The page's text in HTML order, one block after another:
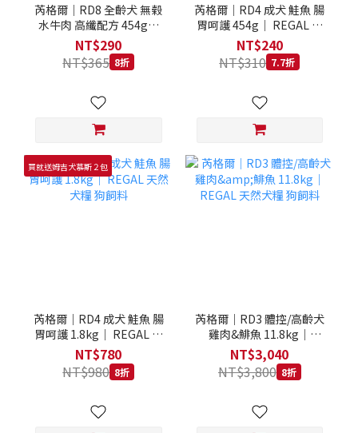
芮格爾｜RD8 全齡犬 無榖
水牛肉 高纖配方 454g｜
REGAL 天然犬糧 狗飼料
NT$290
NT$365 8折
芮格爾｜RD4 成犬 鮭魚 腸
胃呵護 454g｜ REGAL 天
然犬糧 狗飼料
NT$240
NT$310 7.7折
買就送姆吉犬慕斯２包
芮格爾｜RD4 成犬 鮭魚 腸
胃呵護 1.8kg｜ REGAL 天
然犬糧 狗飼料
NT$780
NT$980 8折
芮格爾｜RD3 體控/高齡犬
雞肉&鯡魚 11.8kg｜
REGAL 天然犬糧 狗飼料
NT$3,040
NT$3,800 8折